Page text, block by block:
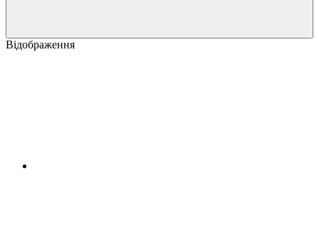
Відображення